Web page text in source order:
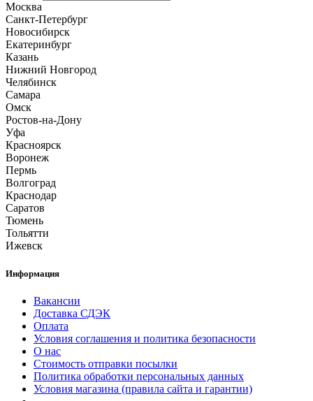
Москва
Санкт-Петербург
Новосибирск
Екатеринбург
Казань
Нижний Новгород
Челябинск
Самара
Омск
Ростов-на-Дону
Уфа
Красноярск
Воронеж
Пермь
Волгоград
Краснодар
Саратов
Тюмень
Тольятти
Ижевск
Информация
Вакансии
Доставка СДЭК
Оплата
Условия соглашения и политика безопасности
О нас
Стоимость отправки посылки
Политика обработки персональных данных
Условия магазина (правила сайта и гарантии)